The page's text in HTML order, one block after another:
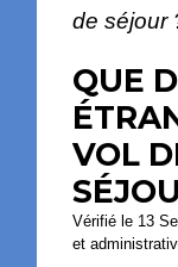
de séjour
QUE
VOL
Vérifié le 13
et